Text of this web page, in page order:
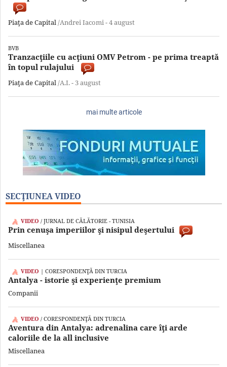
Piaţa de Capital/Andrei Iacomi -4 august
BVB
Tranzacţiile cu acţiuni OMV Petrom - pe prima treaptă
în topul rulajului
Piaţa de Capital/A.I. - 3 august
mai multe articole
SECŢIUNEA VIDEO
VIDEO / JURNAL DE CĂLĂTORIE - TUNISIA
Prin cenuşa imperiilor şi nisipul deşertului
Miscellanea
VIDEO | CORESPONDENŢĂ DIN TURCIA
Antalya - istorie şi experienţe premium
Companii
VIDEO / CORESPONDENŢĂ DIN TURCIA
Aventura din Antalya: adrenalina care îţi arde
caloriile de la all inclusive
Miscellanea